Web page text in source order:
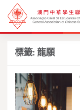
標籤: 龍願